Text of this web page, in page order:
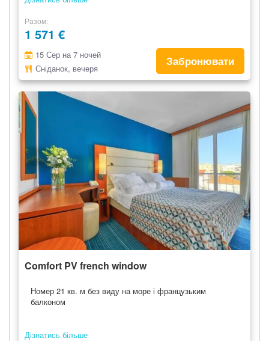
Разом
1 571 €
15 Сер на 7 ночей
Сніданок, вечеря
Забронювати
Comfort PV french window
Номер 21 кв. м без виду на море і французьким
балконом
Дізнатись більше